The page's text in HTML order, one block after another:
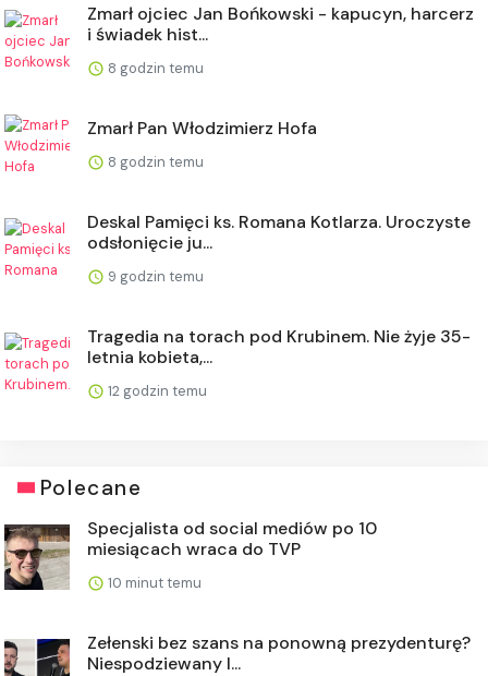
Zmarł ojciec Jan Bońkowski - kapucyn, harcerz
i świadek hist...
8 godzin temu
Zmarł Pan Włodzimierz Hofa
8 godzin temu
Deskal Pamięci ks. Romana Kotlarza. Uroczyste
odsłonięcie ju...
9 godzin temu
Tragedia na torach pod Krubinem. Nie żyje 35-
letnia kobieta,...
12 godzin temu
Polecane
Specjalista od social mediów po 10
miesiącach wraca do TVP
10 minut temu
Zełenski bez szans na ponowną prezydenturę?
Niespodziewany l...